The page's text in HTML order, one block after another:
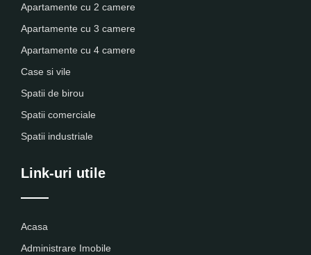
Apartamente cu 2 camere
Apartamente cu 3 camere
Apartamente cu 4 camere
Case si vile
Spatii de birou
Spatii comerciale
Spatii industriale
Link-uri utile
Acasa
Administrare Imobile